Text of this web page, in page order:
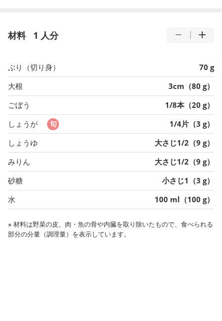
材料 1 人分
ぶり（切り身）
70 g
大根
3cm（80 g）
ごぼう
1/8本（20 g）
しょうが
1/4片（3 g）
しょうゆ
大さじ1/2（9 g）
みりん
大さじ1/2（9 g）
砂糖
小さじ1（3 g）
水
100 ml（100 g）
※ 材料は野菜の皮、肉・魚の骨や内臓を取り除いたもので、食べられる
部分の分量（調理量）を表示しています。